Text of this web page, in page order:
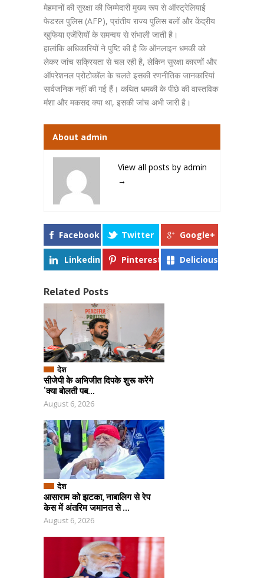
मेहमानों की सुरक्षा की जिम्मेदारी मुख्य रूप से ऑस्ट्रेलियाई
फेडरल पुलिस (AFP), प्रांतीय राज्य पुलिस बलों और केंद्रीय
खुफिया एजेंसियों के समन्वय से संभाली जाती है।
हालांकि अधिकारियों ने पुष्टि की है कि ऑनलाइन धमकी को
लेकर जांच सक्रियता से चल रही है, लेकिन सुरक्षा कारणों और
ऑपरेशनल प्रोटोकॉल के चलते इसकी रणनीतिक जानकारियां
सार्वजनिक नहीं की गई हैं। कथित धमकी के पीछे की वास्तविक
मंशा और मकसद क्या था, इसकी जांच अभी जारी है।
About admin
View all posts by admin
→
Facebook Twitter Google+
Linkedin Pinterest Delicious
Related Posts
देश
सीजेपी के अभिजीत दिपके शुरू करेंगे
‘क्या बोलती पब...
August 6, 2026
देश
आसाराम को झटका, नाबालिग से रेप
केस में अंतरिम जमानत से ...
August 6, 2026